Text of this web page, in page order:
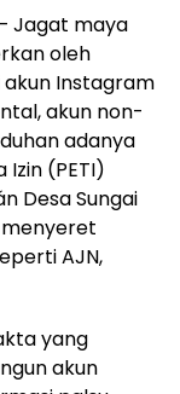
– Jagat maya
oleh
Instagram
akun non-
adanya
(PETI)
Desa Sungai
AJN,
yang
akun